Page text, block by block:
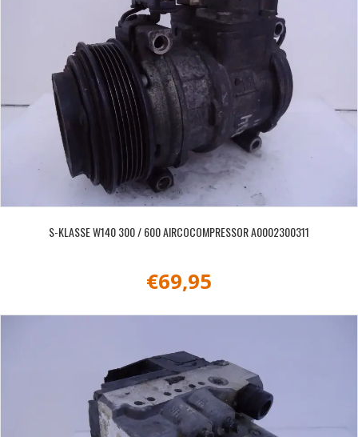
S-KLASSE W140 300 / 600 AIRCOCOMPRESSOR A0002300311
€69,95